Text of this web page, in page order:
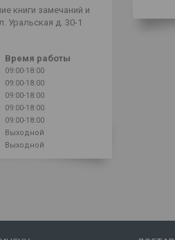
книги замечаний и
Уральская д. 30-1
Время работы
09:00-18:00
09:00-18:00
09:00-18:00
09:00-18:00
09:00-18:00
Выходной
Выходной